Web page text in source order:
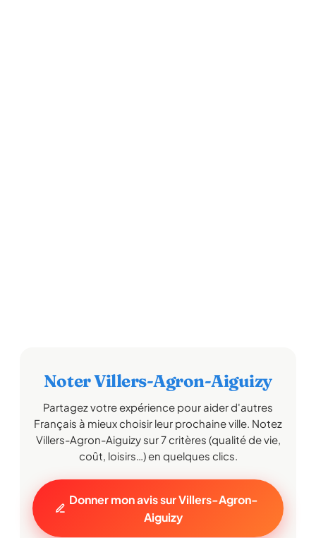
Noter Villers-Agron-Aiguizy
Partagez votre expérience pour aider d'autres
Français à mieux choisir leur prochaine ville. Notez
Villers-Agron-Aiguizy sur 7 critères (qualité de vie,
coût, loisirs…) en quelques clics.
Donner mon avis sur Villers-Agron-
Aiguizy